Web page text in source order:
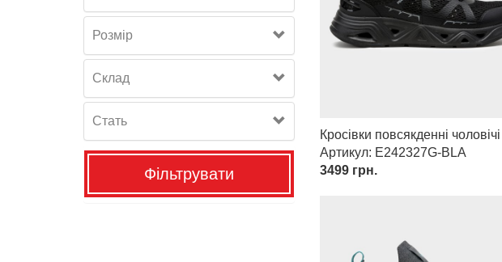
Розмiр
Склад
Стать
Фільтрувати
Кросівки повсякденні чоловічі
Артикул: E242327G-BLA
3499грн.